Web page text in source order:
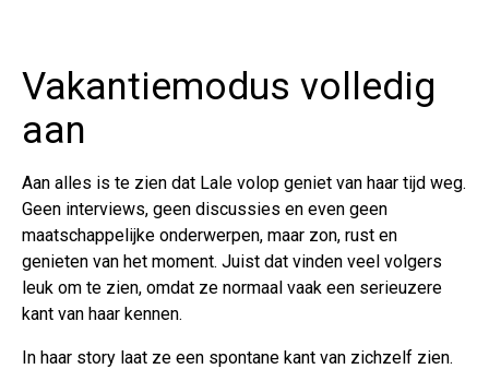
Vakantiemodus volledig
aan
Aan alles is te zien dat Lale volop geniet van haar tijd weg.
Geen interviews, geen discussies en even geen
maatschappelijke onderwerpen, maar zon, rust en
genieten van het moment. Juist dat vinden veel volgers
leuk om te zien, omdat ze normaal vaak een serieuzere
kant van haar kennen.
In haar story laat ze een spontane kant van zichzelf zien.